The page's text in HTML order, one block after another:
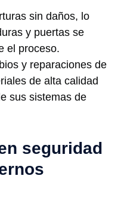
sin daños, lo
y puertas se
el proceso.
y reparaciones de
de alta calidad
sus sistemas de
seguridad